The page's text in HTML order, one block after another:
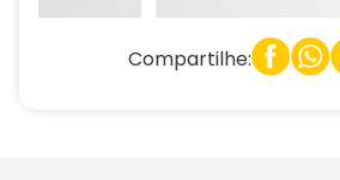
Compartilhe: